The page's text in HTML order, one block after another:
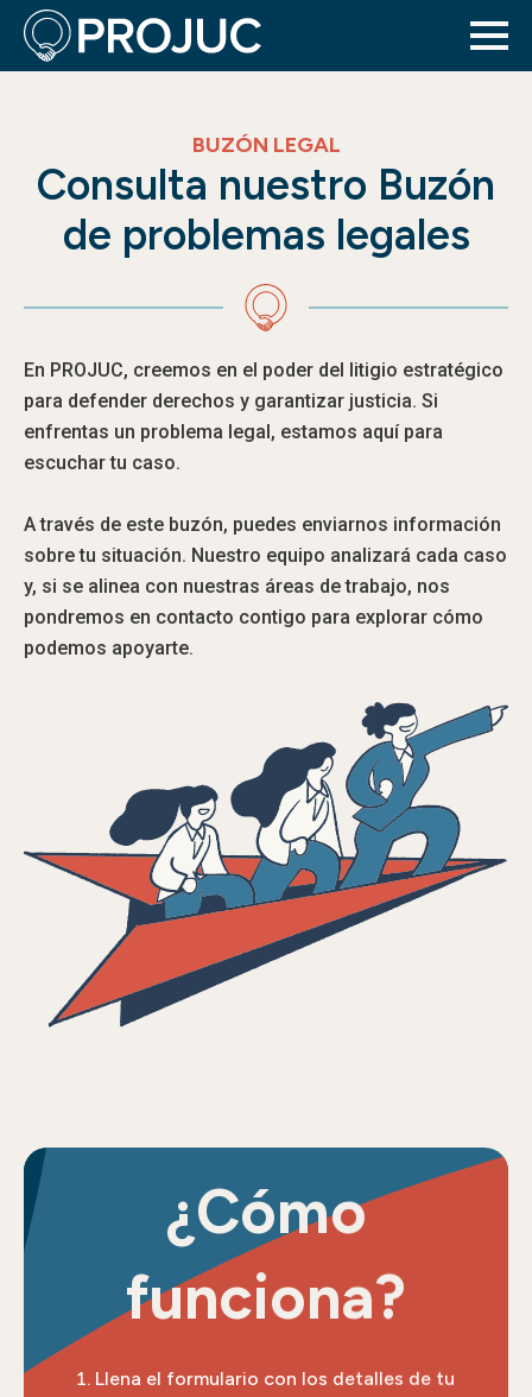
BUZÓN LEGAL
Consulta nuestro Buzón
de problemas legales
En PROJUC, creemos en el poder del litigio estratégico
para defender derechos y garantizar justicia. Si
enfrentas un problema legal, estamos aquí para
escuchar tu caso.
A través de este buzón, puedes enviarnos información
sobre tu situación. Nuestro equipo analizará cada caso
y, si se alinea con nuestras áreas de trabajo, nos
pondremos en contacto contigo para explorar cómo
podemos apoyarte.
¿Cómo
funciona?
Llena el formulario con los detalles de tu